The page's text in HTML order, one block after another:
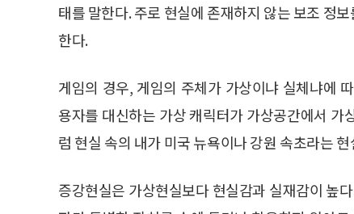
태를 말한다. 주로 현실에 존재하지 않는 보조 정
한다.
게임의 경우, 게임의 주체가 가상이냐 실체냐에
용자를 대신하는 가상 캐릭터가 가상공간에서 가
럼 현실 속의 내가 미국 뉴욕이나 강원 속초라는
증강현실은 가상현실보다 현실감과 실재감이 높